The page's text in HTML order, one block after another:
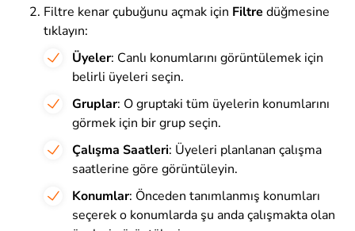
Filtre kenar çubuğunu açmak için Filtre düğmesine
tıklayın:
Üyeler: Canlı konumlarını görüntülemek için
belirli üyeleri seçin.
Gruplar: O gruptaki tüm üyelerin konumlarını
görmek için bir grup seçin.
Çalışma Saatleri: Üyeleri planlanan çalışma
saatlerine göre görüntüleyin.
Konumlar: Önceden tanımlanmış konumları
seçerek o konumlarda şu anda çalışmakta olan